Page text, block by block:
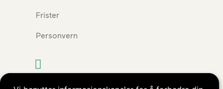
Frister
Personvern